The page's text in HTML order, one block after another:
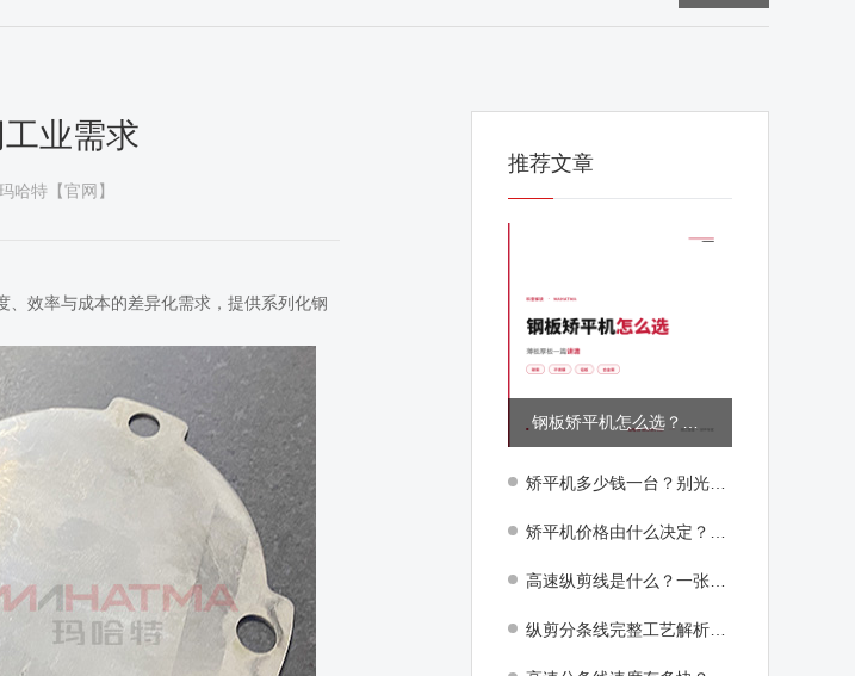
业需求
哈特【官网】
效率与成本的差异化需求，提供系列化钢
推荐文章
矫平机多少钱一台？别光比价格，先搞清楚你需要什么。
矫平机价格由什么决定？精度、辊系、控制系统的差距到底在哪
高速纵剪线是什么？一张钢板怎么切成几十条窄带的
纵剪分条线完整工艺解析：从卷料到窄带，每一步都在做什么